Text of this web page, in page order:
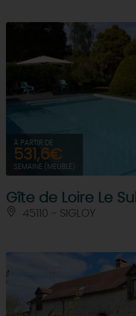
À PARTIR DE
531,6€
SEMAINE (MEUBLÉ)
Gîte de Loire Le
45110 - SIGLOY